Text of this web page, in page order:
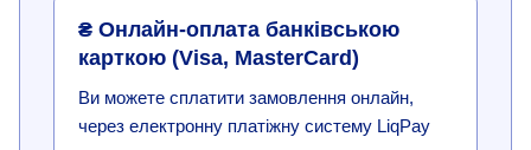
₴ Онлайн-оплата банківською
карткою (Visa, MasterCard)
Ви можете сплатити замовлення онлайн,
через електронну платіжну систему LiqPay